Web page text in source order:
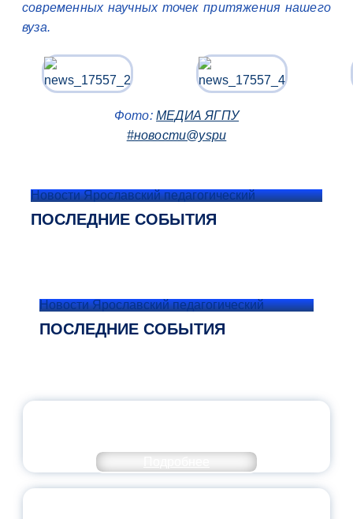
современных научных точек притяжения нашего
вуза.
Фото:МЕДИА ЯГПУ
#новости@yspu
Новости Ярославский педагогический
ПОСЛЕДНИЕ СОБЫТИЯ
Новости Ярославский педагогический
ПОСЛЕДНИЕ СОБЫТИЯ